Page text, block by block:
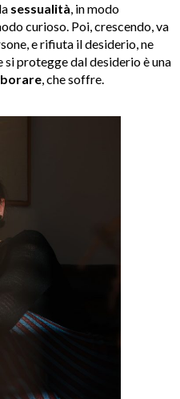
sessualità, in modo
curioso. Poi, crescendo, va
e rifiuta il desiderio, ne
si protegge dal desiderio è una
, che soffre.